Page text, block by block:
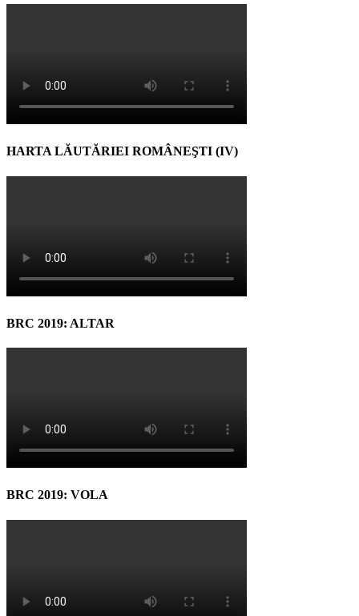
HARTA LĂUTĂRIEI ROMÂNEŞTI (IV)
BRC 2019: ALTAR
BRC 2019: VOLA